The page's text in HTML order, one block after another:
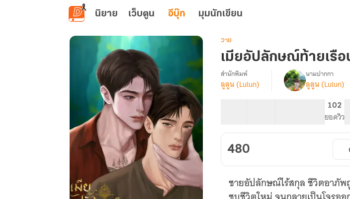
ข้ามไปยังเนื้อหาหลัก
นิยาย เว็บตูน อีบุ๊ก มุมนักเขียน
วาย
เมียอัปลักษณ์ท้ายเรือ
เรื่อง
เมีย
อัปลักษณ์
เสือ
เหม
ราช
|Mpreg
สำนักพิมพ์
ลูลูน (Lulun)
นามปากกา
ลูลูน (Lulun)
102
ยอดวิว
480
ชายอัปลักษณ์ไร้สกุล ชีวิตอาภั